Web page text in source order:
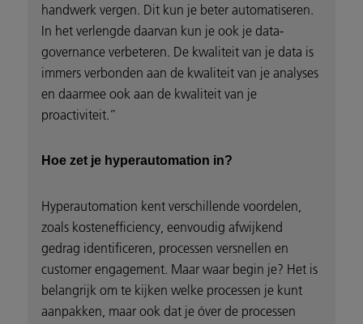
handwerk vergen. Dit kun je beter automatiseren.
In het verlengde daarvan kun je ook je data-
governance verbeteren. De kwaliteit van je data is
immers verbonden aan de kwaliteit van je analyses
en daarmee ook aan de kwaliteit van je
proactiviteit.”
Hoe zet je hyperautomation in?
Hyperautomation kent verschillende voordelen,
zoals kostenefficiency, eenvoudig afwijkend
gedrag identificeren, processen versnellen en
customer engagement. Maar waar begin je? Het is
belangrijk om te kijken welke processen je kunt
aanpakken, maar ook dat je óver de processen